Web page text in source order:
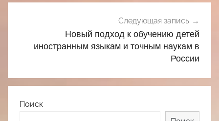
Следующая запись
Новый подход к обучению детей
иностранным языкам и точным наукам в
России
Поиск